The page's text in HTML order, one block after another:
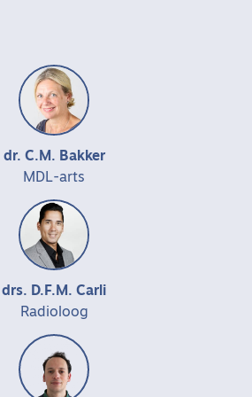
dr. C.M. Bakker
MDL-arts
drs. D.F.M. Carli
Radioloog